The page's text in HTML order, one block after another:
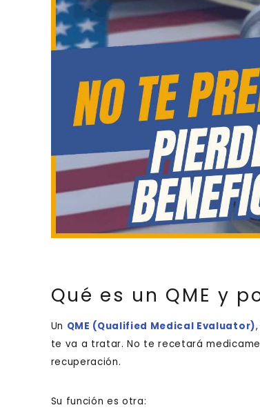
Qué es un QME y
Un QME (Qualified Medical Evaluator)
te va a tratar. No te recetará
recuperación.
Su función es otra: